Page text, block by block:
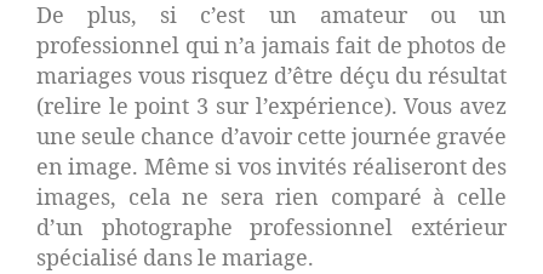
De plus, si c’est un amateur ou un
professionnel qui n’a jamais fait de photos de
mariages vous risquez d’être déçu du résultat
(relire le point 3 sur l’expérience). Vous avez
une seule chance d’avoir cette journée gravée
en image. Même si vos invités réaliseront des
images, cela ne sera rien comparé à celle
d’un photographe professionnel extérieur
spécialisé dans le mariage.